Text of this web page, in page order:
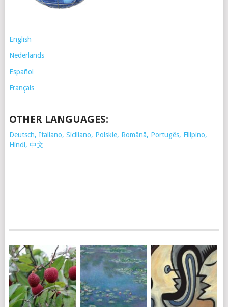
English
Nederlands
Español
Français
OTHER LANGUAGES:
Deutsch, Italiano, Siciliano, Polskie, Românã, Portugês, Filipino,
Hindi, 中文 …